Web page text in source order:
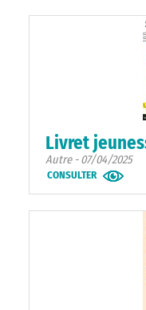
Livret
Autre - 07/04/2025
CONSULTER